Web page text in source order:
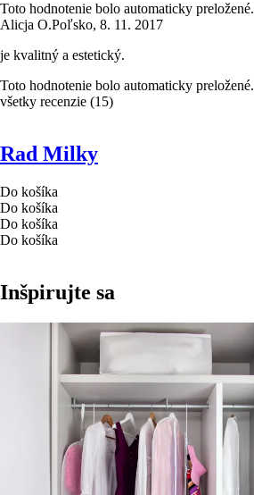
Toto hodnotenie bolo automaticky preložené.
Alicja O.Poľsko, 8. 11. 2017
je kvalitný a estetický.
Toto hodnotenie bolo automaticky preložené.
všetky recenzie (15)
Rad Milky
Do košíka
Do košíka
Do košíka
Do košíka
Inšpirujte sa